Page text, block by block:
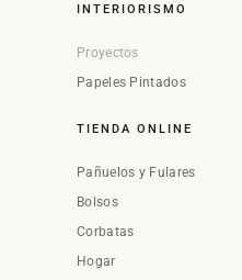
INTERIORISMO
Proyectos
Papeles Pintados
TIENDA ONLINE
Pañuelos y Fulares
Bolsos
Corbatas
Hogar